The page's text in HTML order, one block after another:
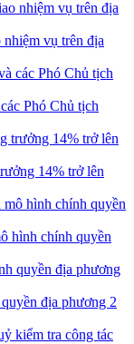
vụ trên địa
Phó Chủ tịch
14% trở lên
hình chính quyền
địa phương 2